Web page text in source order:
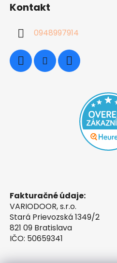
Kontakt
0948997914
Fakturačné údaje:
VARIODOOR, s.r.o.
Stará Prievozská 1349/2
821 09 Bratislava
IČO: 50659341